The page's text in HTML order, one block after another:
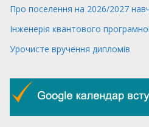
Про поселення на 2026/2027
Інженерія квантового
Урочисте вручення дипломів